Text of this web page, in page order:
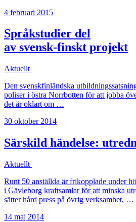
4 februari 2015
Språkstudier del
av svensk-finskt projekt
Aktuellt
Den svenskfinländska
poliser i östra Norrbotten för att jobba
det är oklart om …
30 oktober 2014
Särskild händelse:
Aktuellt
Runt 50 anställda är frikopplade under
i Gävleborg kraftsamlar för att minska
sätter hård press på övrig verksamhet, …
14 maj 2014